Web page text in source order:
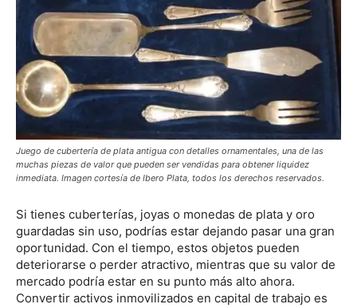
Juego de cubertería de plata antigua con detalles ornamentales, una de las
muchas piezas de valor que pueden ser vendidas para obtener liquidez
inmediata. Imagen cortesía de Ibero Plata, todos los derechos reservados.
Si tienes cuberterías, joyas o monedas de plata y oro
guardadas sin uso, podrías estar dejando pasar una gran
oportunidad. Con el tiempo, estos objetos pueden
deteriorarse o perder atractivo, mientras que su valor de
mercado podría estar en su punto más alto ahora.
Convertir activos inmovilizados en capital de trabajo es